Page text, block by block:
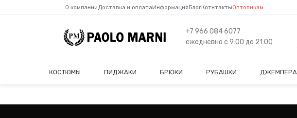
О компанииДоставка и оплатаИнформацияБлогКотнтактыОптовикам
+7 966 084 6077
ежедневно с 9:00 до 21:00
КОСТЮМЫ ПИДЖАКИ БРЮКИ РУБАШКИ ДЖЕМПЕРА